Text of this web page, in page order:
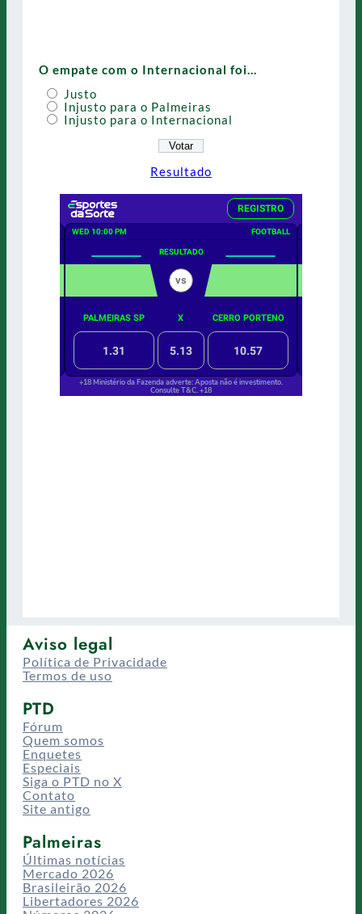
O empate com o Internacional foi…
Justo
Injusto para o Palmeiras
Injusto para o Internacional
Resultado
Aviso legal
Política de Privacidade
Termos de uso
PTD
Fórum
Quem somos
Enquetes
Especiais
Siga o PTD no X
Contato
Site antigo
Palmeiras
Últimas notícias
Mercado 2026
Brasileirão 2026
Libertadores 2026